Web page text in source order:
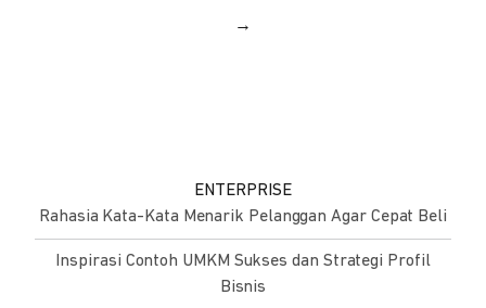
→
ENTERPRISE
Rahasia Kata-Kata Menarik Pelanggan Agar Cepat Beli
Inspirasi Contoh UMKM Sukses dan Strategi Profil
Bisnis